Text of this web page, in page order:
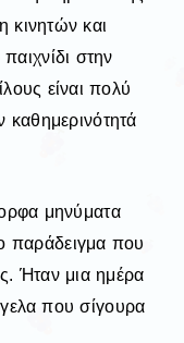
κινητών και
στην
είναι πολύ
καθημερινότητά
μηνύματα
παράδειγμα που
Ήταν μια ημέρα
που σίγουρα